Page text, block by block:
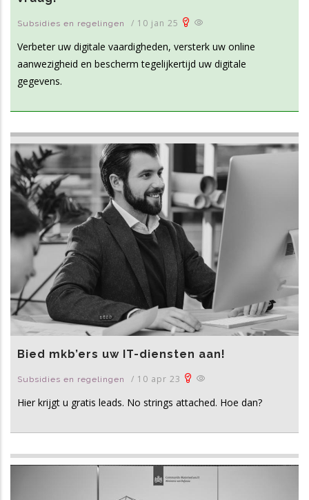
Subsidies en regelingen / 10 jan 25
Verbeter uw digitale vaardigheden, versterk uw online
aanwezigheid en bescherm tegelijkertijd uw digitale
gegevens.
Bied mkb’ers uw IT-diensten aan!
Subsidies en regelingen / 10 apr 23
Hier krijgt u gratis leads. No strings attached. Hoe dan?